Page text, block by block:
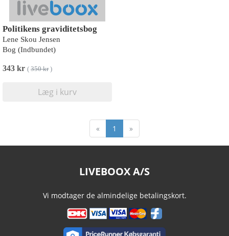
Politikens graviditetsbog
Lene Skou Jensen
Bog (Indbundet)
343 kr ( 350 kr)
Læg i kurv
« 1 »
LIVEBOOX A/S
Vi modtager de almindelige betalingskort.